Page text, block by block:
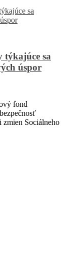
týkajúce sa
úspor
fond
zmien Sociálneho